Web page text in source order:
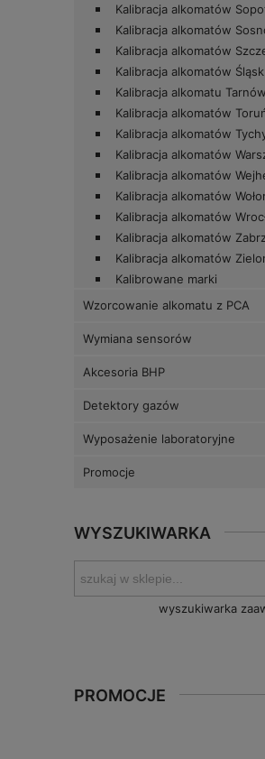
Kalibracja alkomatów
Kalibracja alkomatów
Kalibracja alkomatów
Kalibracja alkomatów Śląsk
Kalibracja alkomatu Tarnów
Kalibracja alkomatów
Kalibracja alkomatów
Kalibracja alkomatów
Kalibracja alkomatów
Kalibracja alkomatów
Kalibracja alkomatów
Kalibracja alkomatów
Kalibracja alkomatów
Kalibrowane marki
Wzorcowanie alkomatu z PCA
Wymiana sensorów
Akcesoria BHP
Detektory gazów
Wyposażenie laboratoryjne
Promocje
WYSZUKIWARKA
wyszukiwarka
PROMOCJE